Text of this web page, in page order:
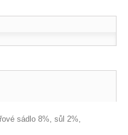
sádlo 8%, sůl 2%,